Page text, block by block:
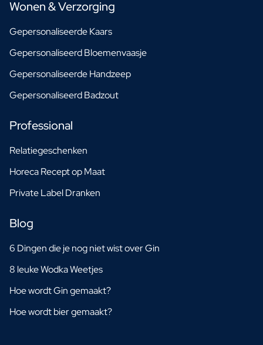
Wonen & Verzorging
Gepersonaliseerde Kaars
Gepersonaliseerd Bloemenvaasje
Gepersonaliseerde Handzeep
Gepersonaliseerd Badzout
Professional
Relatiegeschenken
Horeca Recept op Maat
Private Label Dranken
Blog
6 Dingen die je nog niet wist over Gin
8 leuke Wodka Weetjes
Hoe wordt Gin gemaakt?
Hoe wordt bier gemaakt?